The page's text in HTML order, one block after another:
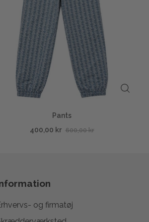
Pants
400,00 kr 600,00 kr
og firmatøj